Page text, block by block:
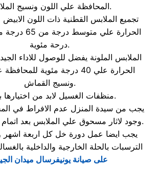
المحافظة علي اللون ونسيج الملابس.
تجميع الملابس القطنية ذات اللون
درحة مئوية.
الملابس الملونة يفضل للوصول للاداء
الحرارة علي 40 درجة مئوية
ونسيج القماش.
منظفات الغسيل لابد من اختيارها بعناية.
يجب من سيدة المنزل عدم الافراط في
وجود لاثار مسحوق علي الملابس بعد اتمام دورة الغسيل.
يجب ايضا عمل دورة خل كل اربعة اشهر و
الترسبات بالحلة الخارجية والداخلية
على صيانة يونيفرسال ميدان